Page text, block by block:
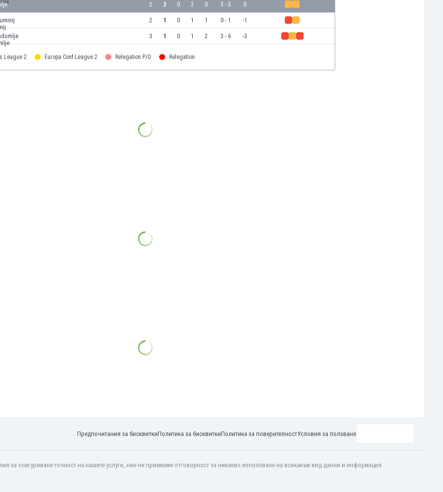
2 2 0 2 0 3 - 3 0
2 1 0 1 1 0 - 1 -1
3 1 0 1 2 3 - 6 -3
League 2 Europa Conf League 2 Relegation P/O Relegation
Предпочитания за бисквиткиПолитика за бисквиткиПолитика за поверителностУсловия за ползване
за осигуряване точност на нашите услуги, ние не приемаме отговорност за никакво използване на всякакъв вид данни и информация